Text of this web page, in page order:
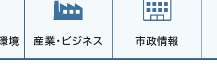
境 産業・ビジネス 市政情報